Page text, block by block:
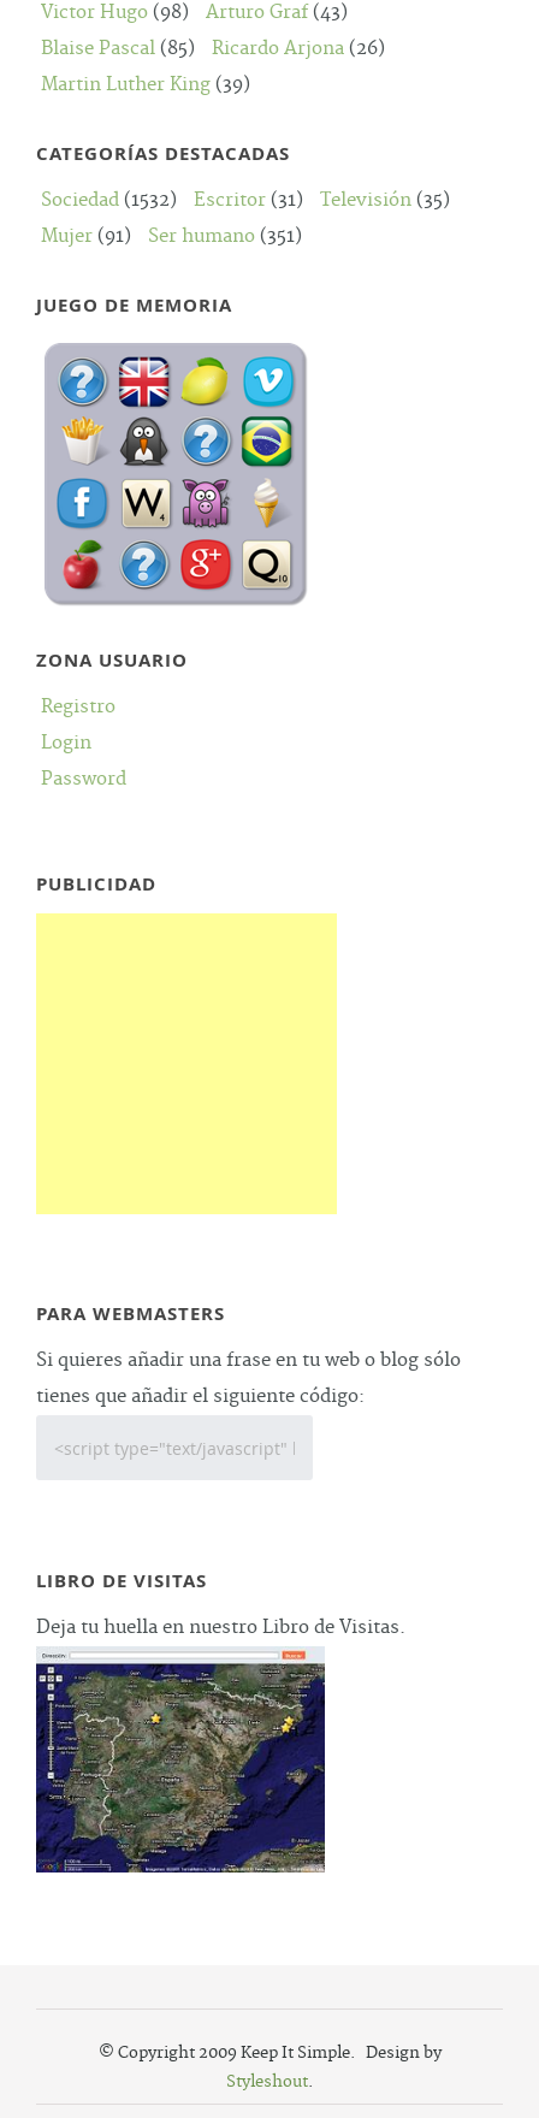
Victor Hugo (98) Arturo Graf(43)
Blaise Pascal (85) Ricardo Arjona (26)
Martin Luther King (39)
CATEGORÍAS DESTACADAS
Sociedad (1532) Escritor (31) Televisión (35)
Mujer (91) Ser humano (351)
JUEGO DE MEMORIA
ZONA USUARIO
Registro
Login
Password
PUBLICIDAD
PARA WEBMASTERS
Si quieres añadir una frase en tu web o blog sólo
tienes que añadir el siguiente código:
LIBRO DE VISITAS
Deja tu huella en nuestro Libro de Visitas.
© Copyright 2009 Keep It Simple. Design by
Styleshout.